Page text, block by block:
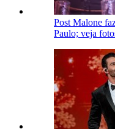
Post Malone
Paulo; veja